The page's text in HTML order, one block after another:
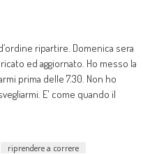
ripartire. Domenica sera
ed aggiornato. Ho messo la
prima delle 7.30. Non ho
E' come quando il
riprendere a correre